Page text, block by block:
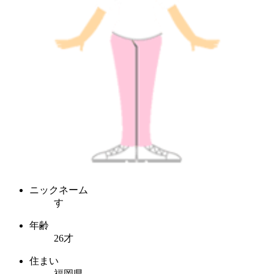
ニックネーム
す
年齢
26才
住まい